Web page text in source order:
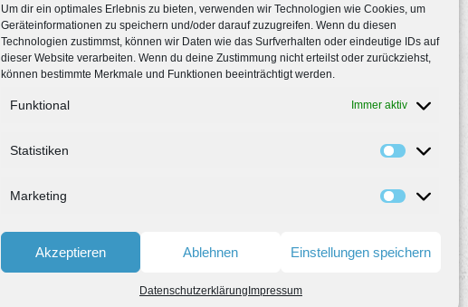
Um dir ein optimales Erlebnis zu bieten, verwenden wir Technologien wie Cookies, um
Geräteinformationen zu speichern und/oder darauf zuzugreifen. Wenn du diesen
Technologien zustimmst, können wir Daten wie das Surfverhalten oder eindeutige IDs auf
dieser Website verarbeiten. Wenn du deine Zustimmung nicht erteilst oder zurückziehst,
können bestimmte Merkmale und Funktionen beeinträchtigt werden.
Funktional Immer aktiv
Statistiken
Marketing
Akzeptieren Ablehnen Einstellungen speichern
Datenschutzerklärung Impressum